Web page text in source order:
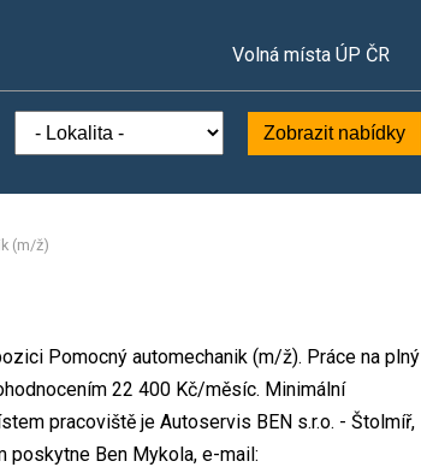
Volná místa ÚP ČR
Zobrazit nabídky
(m/ž)
Pomocný automechanik (m/ž). Práce na plný
22 400 Kč/měsíc. Minimální
pracoviště je Autoservis BEN s.r.o. - Štolmíř,
poskytne Ben Mykola, e-mail: